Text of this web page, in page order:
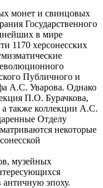
монет и свинцовых
Государственного
в мире
1170 херсонесских
Публичного и
А.С. Уварова. Однако
П.О. Бурачкова,
также коллекции А.С.
Отделу
некоторые
музейных
эпоху.